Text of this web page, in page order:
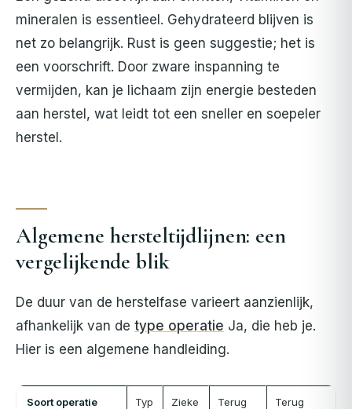
mineralen is essentieel. Gehydrateerd blijven is
net zo belangrijk. Rust is geen suggestie; het is
een voorschrift. Door zware inspanning te
vermijden, kan je lichaam zijn energie besteden
aan herstel, wat leidt tot een sneller en soepeler
herstel.
Algemene hersteltijdlijnen: een
vergelijkende blik
De duur van de herstelfase varieert aanzienlijk,
afhankelijk van de type operatie Ja, die heb je.
Hier is een algemene handleiding.
Soort operatie
Typ
Zieke
Terug
Terug